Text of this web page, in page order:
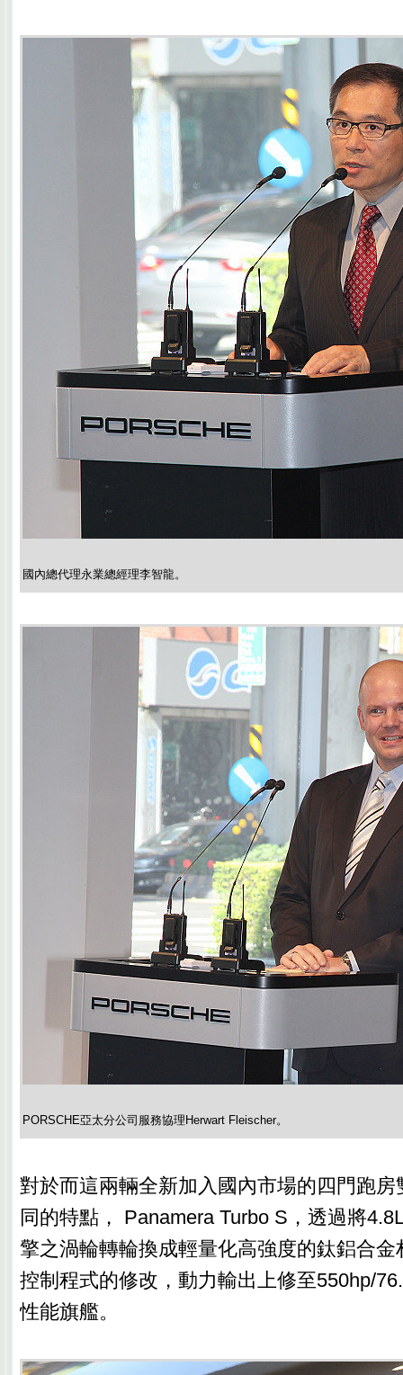
國內總代理永業總經理李智龍。
PORSCHE亞太分公司服務協理Herwart Fleischer。
對於而這兩輛全新加入國內市場的四門跑
同的特點， Panamera Turbo S，透過將
擎之渦輪轉輪換成輕量化高強度的鈦鋁合
控制程式的修改，動力輸出上修至550hp/
性能旗艦。